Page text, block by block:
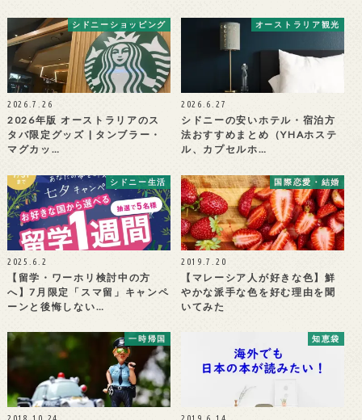
シドニーショッピング
2026.7.26
2026年版 オーストラリアのス
タバ限定グッズ | タンブラー・
マグカッ…
オーストラリア観光
2026.6.27
シドニーの安いホテル・宿泊方
法おすすめまとめ（YHAホステ
ル、カプセルホ…
シドニー生活
2025.6.2
【留学・ワーホリ検討中の方
へ】7月限定「スマ留」キャンペ
ーンと後悔しない…
国際恋愛・結婚
2019.7.20
【マレーシア人が好きな色】鮮
やかな派手な色を好む理由を聞
いてみた
一時帰国 知恵袋